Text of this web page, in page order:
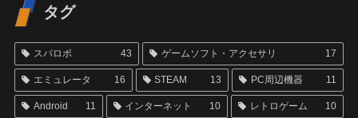
タグ
スパロボ 43 ゲームソフト・アクセサリ 17
エミュレータ 16 STEAM 13 PC周辺機器 11
Android 11 インターネット 10 レトロゲーム 10